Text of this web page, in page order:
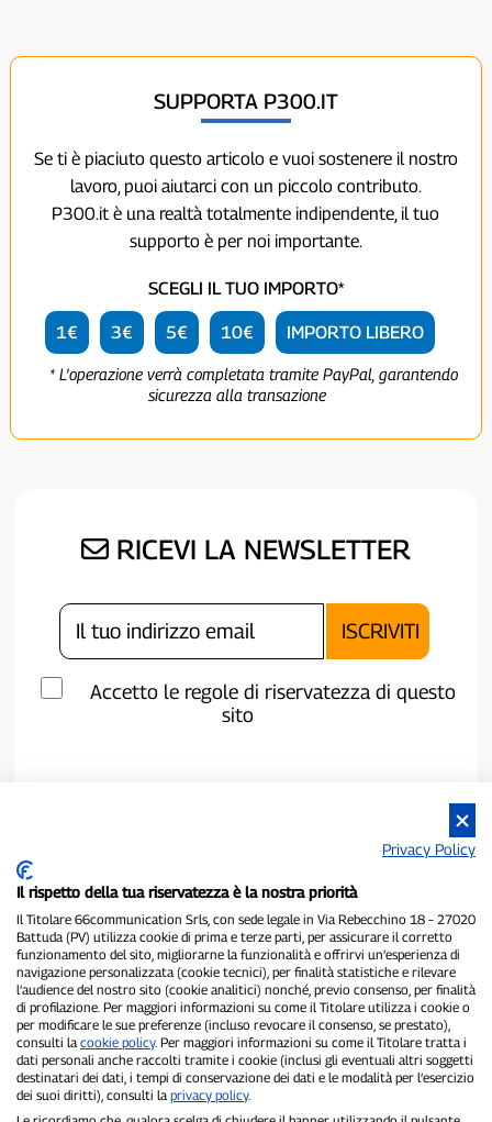
SUPPORTA P300.IT
Se ti è piaciuto questo articolo e vuoi sostenere il nostro
lavoro, puoi aiutarci con un piccolo contributo.
P300.it è una realtà totalmente indipendente, il tuo
supporto è per noi importante.
SCEGLI IL TUO IMPORTO*
1€ 3€ 5€ 10€ IMPORTO LIBERO
* L'operazione verrà completata tramite PayPal, garantendo
sicurezza alla transazione
RICEVI LA NEWSLETTER
Accetto le regole di riservatezza di questo
sito
P300.it è una Testata Giornalistica indipendente
Registrazione numero 1/2021 del 1/2/2021 - Tribunale di Pavia
Proprietario ed editore:66communication Srls- P.IVA
02798890188
Direttore Responsabile: Alessandro Secchi- Vicedirettore:Federico
Benedusi
Privacy Policy- Cookie Policy
Privacy Policy
Il rispetto della tua riservatezza è la nostra priorità
Il Titolare 66communication Srls, con sede legale in Via Rebecchino 18 – 27020
Battuda (PV) utilizza cookie di prima e terze parti, per assicurare il corretto
funzionamento del sito, migliorarne la funzionalità e offrirvi un’esperienza di
navigazione personalizzata (cookie tecnici), per finalità statistiche e rilevare
l’audience del nostro sito (cookie analitici) nonché, previo consenso, per finalità
di profilazione. Per maggiori informazioni su come il Titolare utilizza i cookie o
per modificare le sue preferenze (incluso revocare il consenso, se prestato),
consulti la cookie policy. Per maggiori informazioni su come il Titolare tratta i
dati personali anche raccolti tramite i cookie (inclusi gli eventuali altri soggetti
destinatari dei dati, i tempi di conservazione dei dati e le modalità per l’esercizio
dei suoi diritti), consulti la privacy policy.